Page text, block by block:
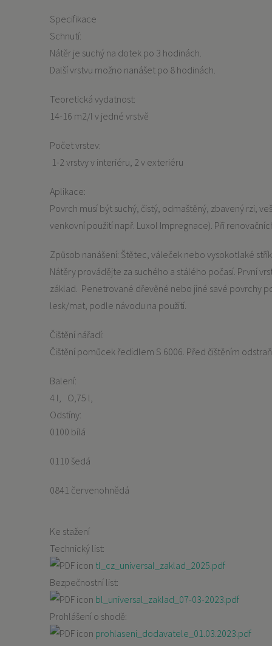
Specifikace
Schnutí:
Nátěr je suchý na dotek po 3 hodinách.
Další vrstvu možno nanášet po 8 hodinách.
Teoretická vydatnost:
14-16 m2/l v jedné vrstvě
Počet vrstev:
1-2 vrstvy v interiéru, 2 v exteriéru
Aplikace:
Povrch musí být suchý, čistý, odmaštěný, zbavený rzi,
venkovní použití např. Luxol Impregnace). Při
Způsob nanášení: Štětec, váleček nebo vysokotlaké
Nátěry provádějte za suchého a stálého počasí. První
základ. Penetrované dřevěné nebo jiné savé povrchy
lesk/mat, podle návodu na použití.
Čištění nářadí:
Čištění pomůcek ředidlem S 6006. Před čištěním
Balení:
4 l
O,75 l
Odstíny:
0100 bílá
0110 šedá
0841 červenohnědá
Ke stažení
Technický list:
tl_cz_universal_zaklad_2025.pdf
Bezpečnostní list:
bl_universal_zaklad_07-03-2023.pdf
Prohlášení o shodě:
prohlaseni_dodavatele_01.03.2023.pdf